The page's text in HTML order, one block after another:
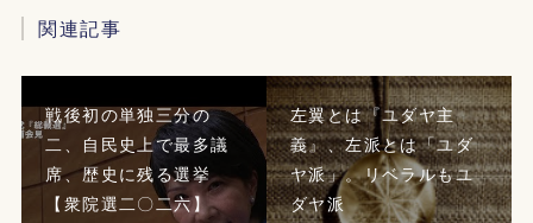
関連記事
戦後初の単独三分の
二、自民史上で最多議
席、歴史に残る選挙
【衆院選二〇二六】
左翼とは『ユダヤ主
義』、左派とは「ユダ
ヤ派」。リベラルもユ
ダヤ派